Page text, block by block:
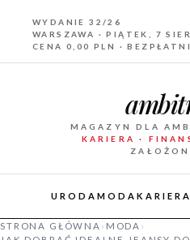
WYDANIE 32/26
WARSZAWA · PIĄTEK, 7
CENA 0,00 PLN ·
MAGAZYN DLA
KARIERA ·
URODAMODAKARIERA
STRONA GŁÓWNA › MODA ›